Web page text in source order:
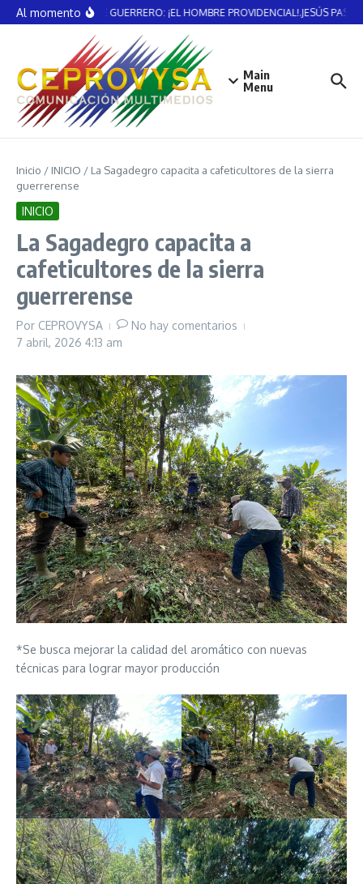
Saltar al contenido
Al momentoVICENTE GUERRERO: ¡EL HOMBRE PROVIDENCIAL!.JESÚS
Main
Menu
Inicio / INICIO / La Sagadegro capacita a cafeticultores de la sierra
guerrerense
INICIO
La Sagadegro capacita a
cafeticultores de la sierra
guerrerense
Por CEPROVYSA
No hay comentarios
7 abril, 2026 4:13 am
*Se busca mejorar la calidad del aromático con nuevas
técnicas para lograr mayor producción